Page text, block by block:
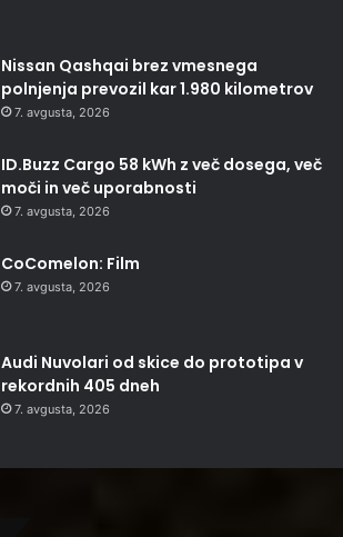
Nissan Qashqai brez vmesnega
polnjenja prevozil kar 1.980 kilometrov
7. avgusta, 2026
ID.Buzz Cargo 58 kWh z več dosega, več
moči in več uporabnosti
7. avgusta, 2026
CoComelon: Film
7. avgusta, 2026
Audi Nuvolari od skice do prototipa v
rekordnih 405 dneh
7. avgusta, 2026